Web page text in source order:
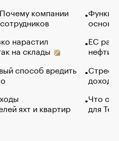
компании
нарастил
на склады
способ вредить
яхт и квартир
основ
ЕС
нефти
Что
для